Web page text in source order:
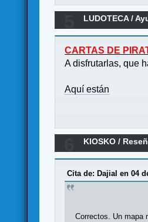
LUDOTECA/
CARTAS DE
A disfrutarlas, que
Aquí están
KIOSKO /
Cita de: Dajial en 04
Correctos. Un mapa